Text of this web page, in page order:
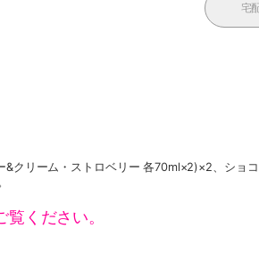
宅
クリーム・ストロベリー 各70ml×2)×2、ショ
ください。